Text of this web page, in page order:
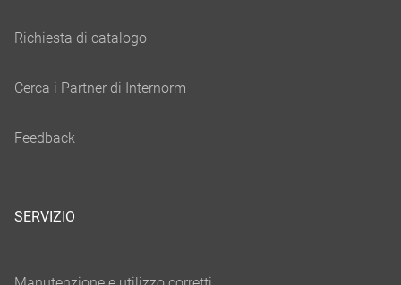
SERVIZIO